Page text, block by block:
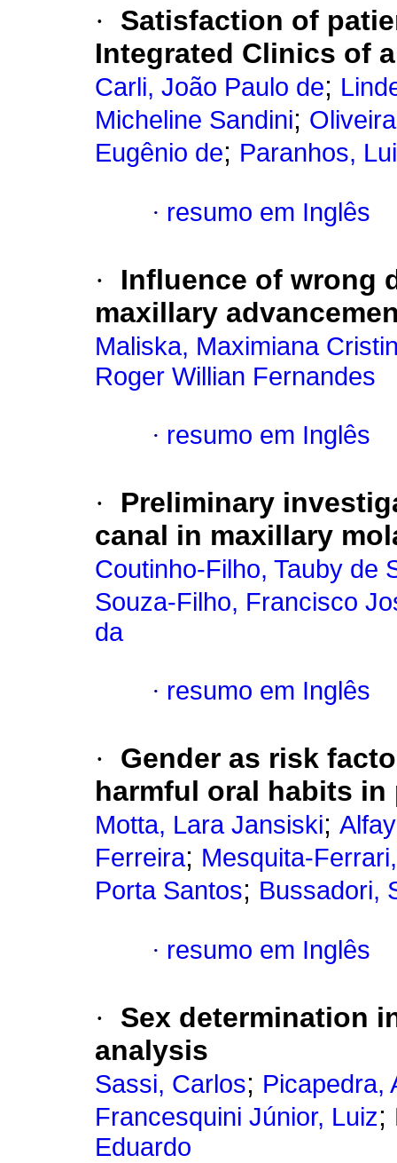
·
Satisfaction of
Integrated Clinics of
Carli, João Paulo de;
Micheline Sandini;
Eugênio de; Paranhos,
· resumo em Inglês
·
Influence of wrong
maxillary
Maliska, Maximiana
Roger Willian Fernandes
· resumo em Inglês
·
Preliminary
canal in maxillary
Coutinho-Filho, Tauby de
Souza-Filho, Francisco
da
· resumo em Inglês
·
Gender as risk
harmful oral habits in
Motta, Lara Jansiski;
Ferreira; Mesquita-
Porta Santos; Bussadori,
· resumo em Inglês
·
Sex determination
analysis
Sassi, Carlos; Picapedra,
Francesquini Júnior, Luiz;
Eduardo